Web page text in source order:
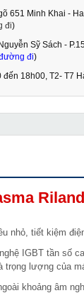
651 Minh Khai -
đi)
Sỹ Sách -
đi)
đến 18h00, T2- T7
nhỏ, tiết kiệm
IGBT tần số
trọng lượng của
khoảng âm